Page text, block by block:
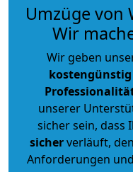
Umzüge von
Wir
Wir geben
kostengünstig
unserer
sicher sein, dass
sicherverläuft,
Anforderungen